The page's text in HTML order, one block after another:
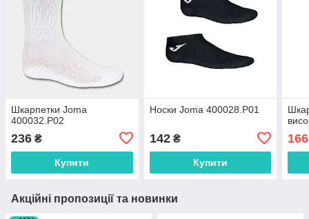
Шкарпетки Joma
400032.P02
236 ₴
Купити
Носки Joma 400028.P01
142₴
Купити
166
Акційні пропозиції та новинки